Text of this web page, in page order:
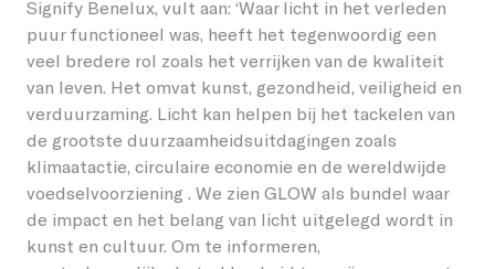
Signify Benelux, vult aan: ‘Waar licht in het verleden
puur functioneel was, heeft het tegenwoordig een
veel bredere rol zoals het verrijken van de kwaliteit
van leven. Het omvat kunst, gezondheid, veiligheid en
verduurzaming. Licht kan helpen bij het tackelen van
de grootste duurzaamheidsuitdagingen zoals
klimaatactie, circulaire economie en de wereldwijde
voedselvoorziening . We zien GLOW als bundel waar
de impact en het belang van licht uitgelegd wordt in
kunst en cultuur. Om te informeren,